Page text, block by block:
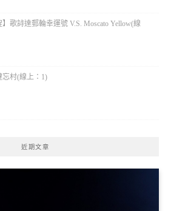
】歌詩達郵輪幸運號 V.S. Moscato Yellow(線
忘村(線上：1)
近期文章